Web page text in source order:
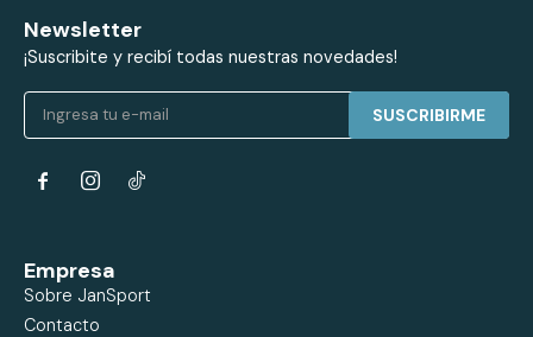
Newsletter
¡Suscribite y recibí todas nuestras novedades!
SUSCRIBIRME
 
Empresa
Sobre JanSport
Contacto